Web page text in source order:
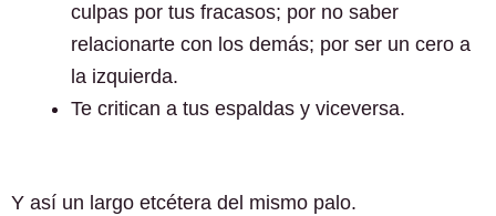
culpas por tus fracasos; por no saber
relacionarte con los demás; por ser un cero a
la izquierda.
Te critican a tus espaldas y viceversa.
Y así un largo etcétera del mismo palo.